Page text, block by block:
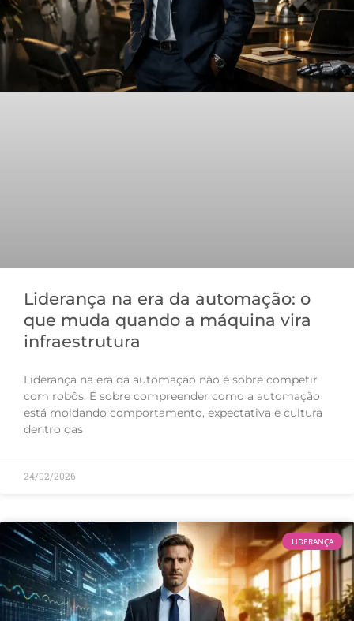
Liderança na era da automação: o
que muda quando a máquina vira
infraestrutura
Liderança na era da automação não é sobre competir
com robôs. É sobre compreender como a automação
está moldando comportamento, expectativa e cultura
dentro das
24/02/2026
LIDERANÇA